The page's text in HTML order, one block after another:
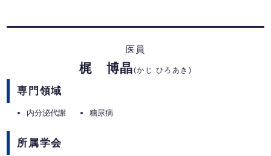
医員
梶 博晶(かじ ひろあき)
専門領域
内分泌代謝 糖尿病
所属学会